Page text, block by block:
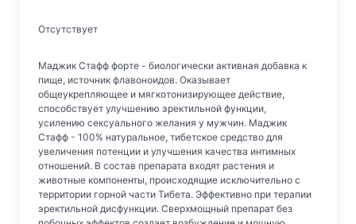
Отсутствует
Маджик Стафф форте - биологически активная добавка к
пище, источник флавоноидов. Оказывает
общеукрепляющее и мягкотонизирующее действие,
способствует улучшению эректильной функции,
усилению сексуального желания у мужчин. Маджик
Стафф - 100% натуральное, тибетское средство для
увеличения потенции и улучшения качества интимных
отношений. В состав препарата входят растения и
животные компоненты, происходящие исключительно с
территории горной части Тибета. Эффективно при терапии
эректильной дисфункции. Сверхмощный препарат без